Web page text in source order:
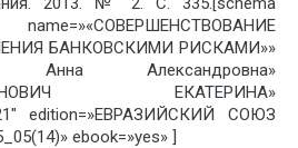
БАНКОВСКИМИ РИСКАМИ»»
Анна Александровна»
ЕКАТЕРИНА»
21″ edition=»ЕВРАЗИЙСКИЙ СОЮЗ
ebook=»yes» ]